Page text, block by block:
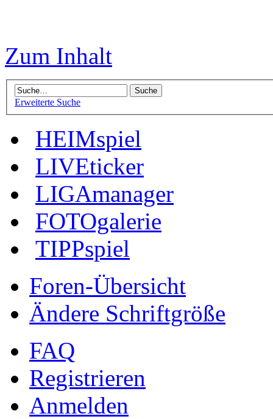
Zum Inhalt
Erweiterte Suche
HEIMspiel
LIVEticker
LIGAmanager
FOTOgalerie
TIPPspiel
Foren-Übersicht
Ändere Schriftgröße
FAQ
Registrieren
Anmelden